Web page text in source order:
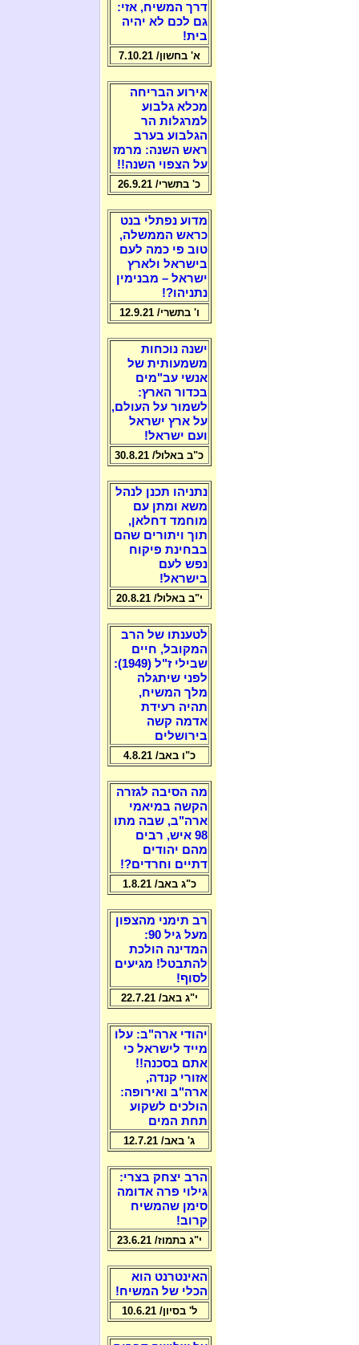
דרך המשיח, אזי:
גם לכם לא יהיה
בית!
א' בחשון/ 7.10.21
אירוע הבריחה
מכלא גלבוע
למרגלות הר
הגלבוע בערב
ראש השנה: מרמז
על הצפוי השנה!!
כ' בתשרי/ 26.9.21
מדוע נפתלי בנט
כראש הממשלה,
טוב פי כמה לעם
בישראל ולארץ
ישראל – מבנימין
נתניהו?!
ו' בתשרי/ 12.9.21
ישנה נוכחות
משמעותית של
אנשי עב"מים
בכדור הארץ:
לשמור על העולם,
על ארץ ישראל
ועם ישראל!
כ"ב באלול/ 30.8.21
נתניהו תכנן לנהל
משא ומתן עם
מוחמד דחלאן,
תוך ויתורים שהם
בבחינת פיקוח
נפש לעם
בישראל!
י"ב באלול/ 20.8.21
לטענתו של הרב
המקובל, חיים
שבילי ז"ל (1949):
לפני שיתגלה
מלך המשיח,
תהיה רעידת
אדמה קשה
בירושלים
כ"ו באב/ 4.8.21
מה הסיבה לגזרה
הקשה במיאמי
ארה"ב, שבה מתו
98 איש, רבים
מהם יהודים
דתיים וחרדים?!
כ"ג באב/ 1.8.21
רב תימני מהצפון
מעל גיל 90:
המדינה הולכת
להתבטל! מגיעים
לסוף!
י"ג באב/ 22.7.21
יהודי ארה"ב: עלו
מייד לישראל כי
אתם בסכנה!!
אזורי קנדה,
ארה"ב ואירופה:
הולכים לשקוע
תחת המים
ג' באב/ 12.7.21
הרב יצחק בצרי:
גילוי פרה אדומה
סימן שהמשיח
קרוב!
י"ג בתמוז/ 23.6.21
האינטרנט הוא
הכלי של המשיח!
ל' בסיון/ 10.6.21